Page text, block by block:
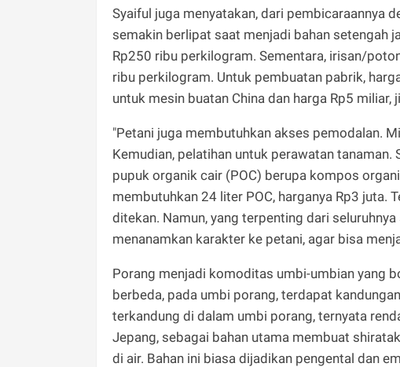
Syaiful juga menyatakan, dari pembicaraannya
semakin berlipat saat menjadi bahan setengah
Rp250 ribu perkilogram. Sementara, irisan/
ribu perkilogram. Untuk pembuatan pabrik,
untuk mesin buatan China dan harga Rp5
"Petani juga membutuhkan akses pemodalan.
Kemudian, pelatihan untuk perawatan
pupuk organik cair (POC) berupa kompos
membutuhkan 24 liter POC, harganya Rp3 juta.
ditekan. Namun, yang terpenting dari
menanamkan karakter ke petani, agar bisa
Porang menjadi komoditas umbi-umbian yang
berbeda, pada umbi porang, terdapat
terkandung di dalam umbi porang, ternyata
Jepang, sebagai bahan utama membuat
di air. Bahan ini biasa dijadikan pengental dan